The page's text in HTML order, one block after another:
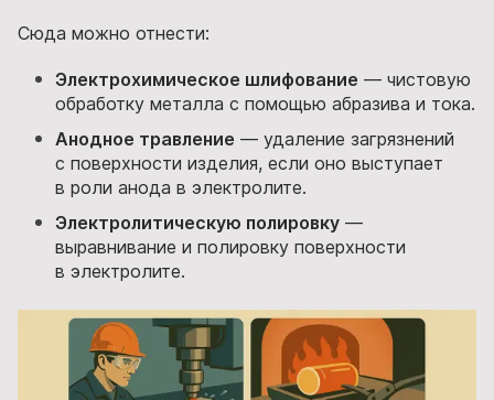
Сюда можно отнести:
Электрохимическое шлифование — чистовую
обработку металла с помощью абразива и тока.
Анодное травление — удаление загрязнений
с поверхности изделия, если оно выступает
в роли анода в электролите.
Электролитическую полировку —
выравнивание и полировку поверхности
в электролите.